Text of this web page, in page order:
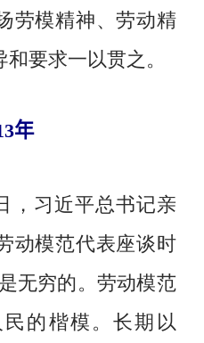
劳模精神、劳动精
要求一以贯之。
年
习近平总书记亲
动模范代表座谈时
无穷的。劳动模范
的楷模。长期以